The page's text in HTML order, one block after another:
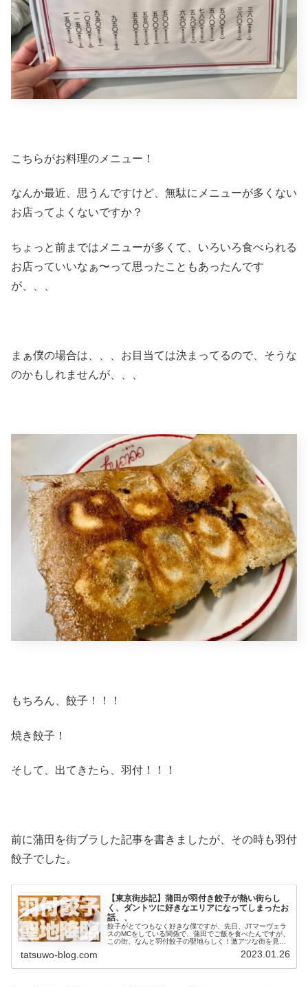
こちらがお料理のメニュー！
なんか最近、思うんですけど、無駄にメニューが多くない
お店ってよくないですか？
ちょっと前まではメニューが多くて、いろいろ食べられる
お店っていいなぁ〜って思ったこともあったんです
が、、、
まぁ僕の場合は、、、お目当ては決まってるので、そうな
のかもしれませんが、、、
もちろん、餃子！！！
焼き餃子！
そして、出てきたら、羽付！！！
前に蒲田を街ブラした記事を書きましたが、その時も羽付
餃子でした。
【東京街歩記】蒲田が羽付き餃子が熱い街らし
く、ダントツに好きなエリアになってしまったお
話、、
餃子がとてつもなく好きな僕ですが、先日、JTマーヴェラ
スのMCをしている関係で、蒲田でご飯を食べたんですが、
この街、なんと羽付餃子の聖地らしく！激アツな街を見つ
tatsuwo-blog.com 2023.01.26